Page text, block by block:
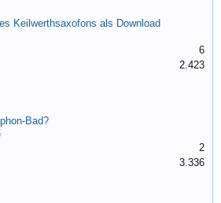
Keilwerthsaxofons als Download
6
2.423
Bad?
2
3.336